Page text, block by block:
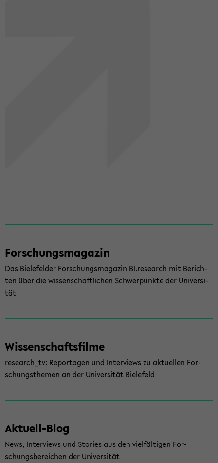
For­schungs­ma­ga­zin
Das Bie­le­fel­der For­schungs­ma­ga­zin BI.re­se­arch mit Be­rich­
ten über die wis­sen­schaft­li­chen Schwer­punk­te der Uni­ver­si­
tät
Wis­sen­schafts­fil­me
re­se­arch_tv: Re­por­ta­gen und In­ter­views zu ak­tu­el­len For­
schungs­the­men an der Uni­ver­si­tät Bie­le­feld
Aktuell-​Blog
News, In­ter­views und Sto­ries aus den viel­fäl­ti­gen For­
schungs­be­rei­chen der Uni­ver­si­tät